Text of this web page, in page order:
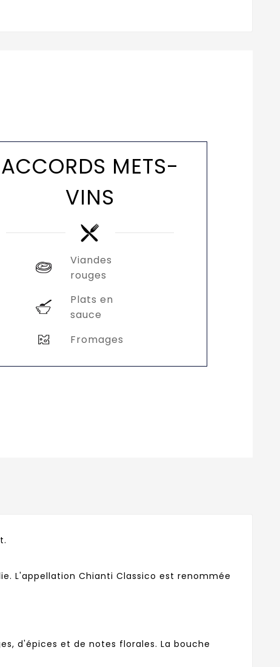
ACCORDS METS-
VINS
Viandes
rouges
Plats en
sauce
Fromages
L'appellation Chianti Classico est renommée
d'épices et de notes florales. La bouche